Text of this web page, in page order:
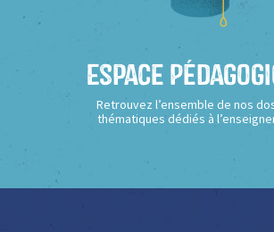
Espace
Retrouvez l’ensemble de nos
thématiques dédiés à